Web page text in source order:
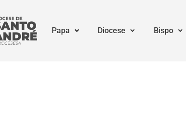
Papa Diocese Bispo